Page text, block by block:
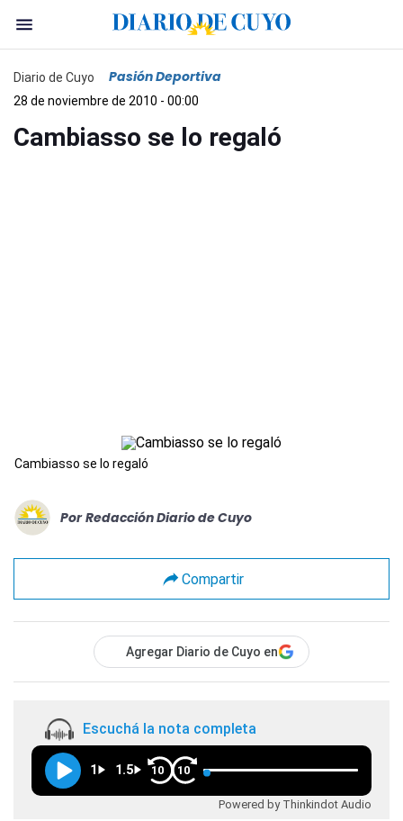
Diario de Cuyo Pasión Deportiva
28 de noviembre de 2010 - 00:00
Cambiasso se lo regaló
Cambiasso se lo regaló
Por Redacción Diario de Cuyo
Compartir
Agregar Diario de Cuyo en
Escuchá la nota completa
1 1.5 10 10
Powered by Thinkindot Audio